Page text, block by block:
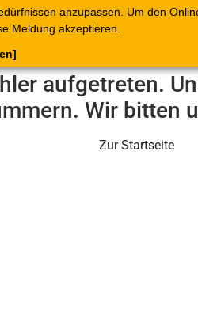
anzupassen. Um den
Meldung akzeptieren.
Warenkorb Belege
aufgetreten.
Wir bitten
Zur Startseite